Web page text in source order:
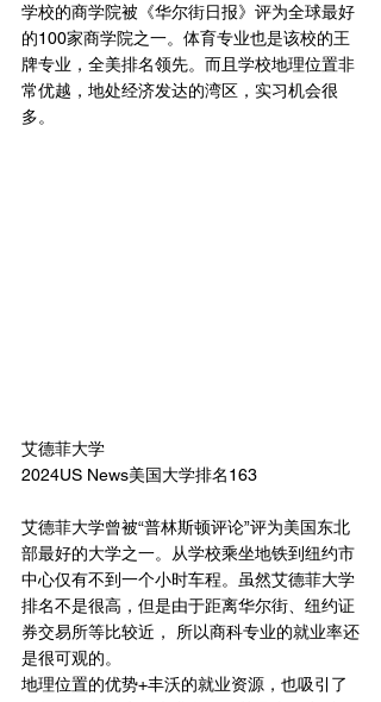
学校的商学院被《华尔街日报》评为全球最好
的100家商学院之一。体育专业也是该校的王
牌专业，全美排名领先。而且学校地理位置非
常优越，地处经济发达的湾区，实习机会很
多。
艾德菲大学
2024US News美国大学排名163
艾德菲大学曾被“普林斯顿评论”评为美国东北
部最好的大学之一。从学校乘坐地铁到纽约市
中心仅有不到一个小时车程。虽然艾德菲大学
排名不是很高，但是由于距离华尔街、纽约证
券交易所等比较近， 所以商科专业的就业率还
是很可观的。
地理位置的优势+丰沃的就业资源，也吸引了